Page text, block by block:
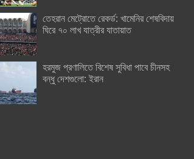
তেহরান মেট্রোতে রেকর্ড: খামেনির শেষবিদায়
ঘিরে ৭০ লাখ যাত্রীর যাতায়াত
হরমুজ প্রণালিতে বিশেষ সুবিধা পাবে চীনসহ
বন্ধু দেশগুলো: ইরান